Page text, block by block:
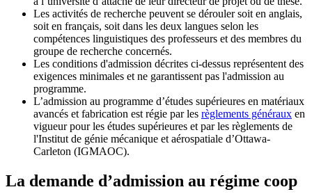
Les activités de recherche peuvent se dérouler soit en anglais,
soit en français, soit dans les deux langues selon les
compétences linguistiques des professeurs et des membres du
groupe de recherche concernés.
Les conditions d'admission décrites ci-dessus représentent des
exigences minimales et ne garantissent pas l'admission au
programme.
L’admission au programme d’études supérieures en matériaux
avancés et fabrication est régie par les règlements généraux en
vigueur pour les études supérieures et par les règlements de
l'Institut de génie mécanique et aérospatiale d’Ottawa-
Carleton (IGMAOC).
La demande d’admission au régime coop